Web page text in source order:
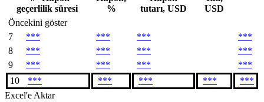
geçerlilik süresi
%
tutarı, USD
USD
Öncekini göster
7
*** *** ***
***
8
*** *** ***
***
9
*** *** ***
***
10
*** *** *** ***
***
Excel'e Aktar